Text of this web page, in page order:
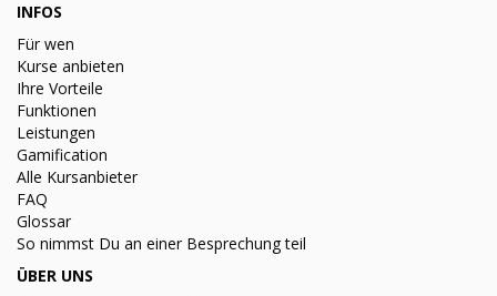
INFOS
Für wen
Kurse anbieten
Ihre Vorteile
Funktionen
Leistungen
Gamification
Alle Kursanbieter
FAQ
Glossar
So nimmst Du an einer Besprechung teil
ÜBER UNS